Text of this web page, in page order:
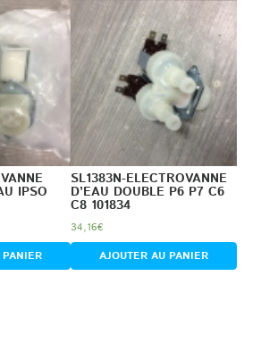
IPSO
SL1383N-ELECTROVANNE
D’EAU DOUBLE P6 P7 C6
C8 101834
34,16€
AJOUTER AU PANIER